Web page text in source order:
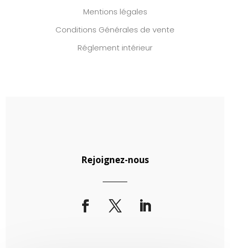
Mentions légales
Conditions Générales de vente
Réglement intérieur
Rejoignez-nous